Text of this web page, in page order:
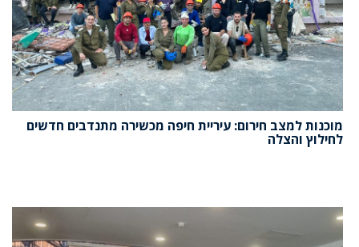
מוכנות למצב חירום: עיריית חיפה מכשירה מתנדבים חדשים
לחילוץ והצלה